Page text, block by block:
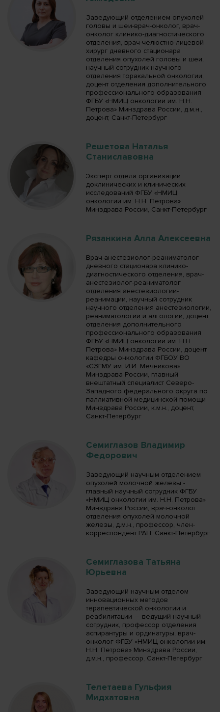
Заведующий отделением опухолей
головы и шеи-врач-онколог, врач-
онколог клинико-диагностического
отделения, врач-челюстно-лицевой
хирург дневного стационара
отделения опухолей головы и шеи,
научный сотрудник научного
отделения торакальной онкологии,
доцент отделения дополнительного
профессионального образования
ФГБУ «НМИЦ онкологии им. Н.Н.
Петрова» Минздрава России, д.м.н.,
доцент, Санкт-Петербург
Решетова Наталья
Станиславовна
Эксперт отдела организации
доклинических и клинических
исследований ФГБУ «НМИЦ
онкологии им. Н.Н. Петрова»
Минздрава России, Санкт-Петербург
Рязанкина Алла Алексеевна
Врач-анестезиолог-реаниматолог
дневного стационара клинико-
диагностического отделения, врач-
анестезиолог-реаниматолог
отделения анестезиологии-
реанимации, научный сотрудник
научного отделения анестезиологии,
реаниматологии и алгологии, доцент
отделения дополнительного
профессионального образования
ФГБУ «НМИЦ онкологии им. Н.Н.
Петрова» Минздрава России, доцент
кафедры онкологии ФГБОУ ВО
«СЗГМУ им. И.И. Мечникова»
Минздрава России, главный
внештатный специалист Северо-
Западного федерального округа по
паллиативной медицинской помощи
Минздрава России, к.м.н., доцент,
Санкт-Петербург
Семиглазов Владимир
Федорович
Заведующий научным отделением
опухолей молочной железы -
главный научный сотрудник ФГБУ
«НМИЦ онкологии им. Н.Н. Петрова»
Минздрава России, врач-онколог
отделения опухолей молочной
железы, д.м.н., профессор, член-
корреспондент РАН, Санкт-Петербург
Семиглазова Татьяна
Юрьевна
Заведующий научным отделом
инновационных методов
терапевтической онкологии и
реабилитации — ведущий научный
сотрудник, профессор отделения
аспирантуры и ординатуры, врач-
онколог ФГБУ «НМИЦ онкологии им.
Н.Н. Петрова» Минздрава России,
д.м.н., профессор, Санкт-Петербург
Телетаева Гульфия
Мидхатовна